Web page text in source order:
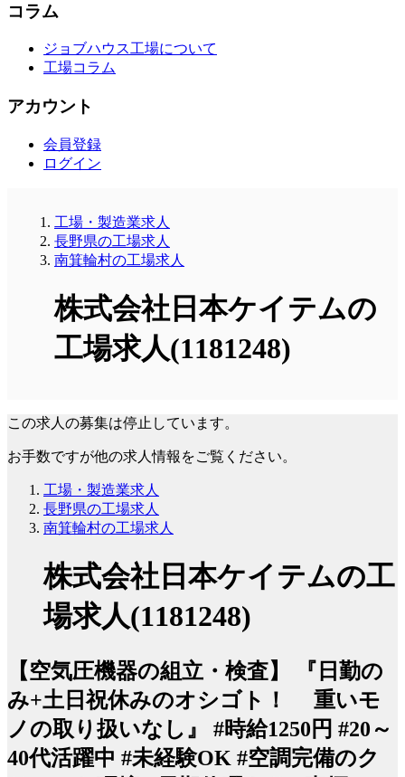
コラム
ジョブハウス工場について
工場コラム
アカウント
会員登録
ログイン
工場・製造業求人
長野県の工場求人
南箕輪村の工場求人
株式会社日本ケイテムの
工場求人(1181248)
この求人の募集は停止しています。
お手数ですが他の求人情報をご覧ください。
工場・製造業求人
長野県の工場求人
南箕輪村の工場求人
株式会社日本ケイテムの工
場求人(1181248)
【空気圧機器の組立・検査】 『日勤の
み+土日祝休みのオシゴト！ 重いモ
ノの取り扱いなし』 #時給1250円 #20～
40代活躍中 #未経験OK #空調完備のク